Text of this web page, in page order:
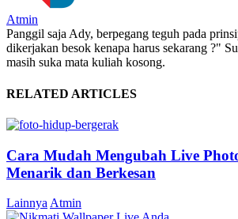
Atmin
Panggil saja Ady, berpegang teguh pada
dikerjakan besok kenapa harus sekarang ?"
masih suka mata kuliah kosong.
RELATED ARTICLES
Cara Mudah Mengubah Live
Menarik dan Berkesan
Lainnya Atmin